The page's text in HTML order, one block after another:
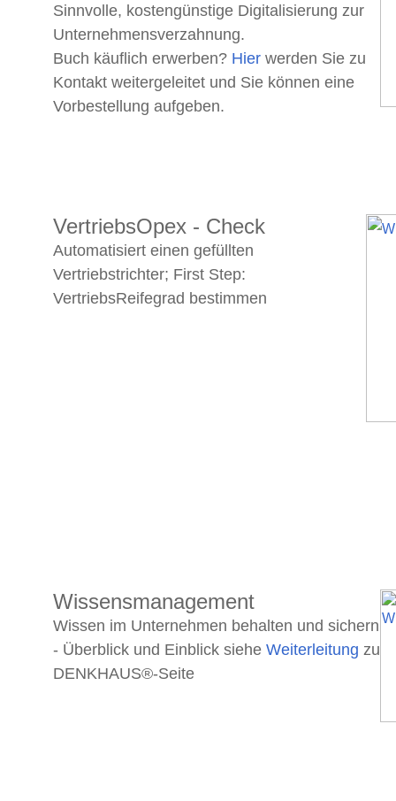
Sinnvolle, kostengünstige Digitalisierung zur
Unternehmensverzahnung.
Buch käuflich erwerben? Hier werden Sie zu
Kontakt weitergeleitet und Sie können eine
Vorbestellung aufgeben.
VertriebsOpex - Check
Automatisiert einen gefüllten
Vertriebstrichter; First Step:
VertriebsReifegrad bestimmen
Wissensmanagement
Wissen im Unternehmen behalten und sichern
- Überblick und Einblick siehe Weiterleitung zu
DENKHAUS®-Seite